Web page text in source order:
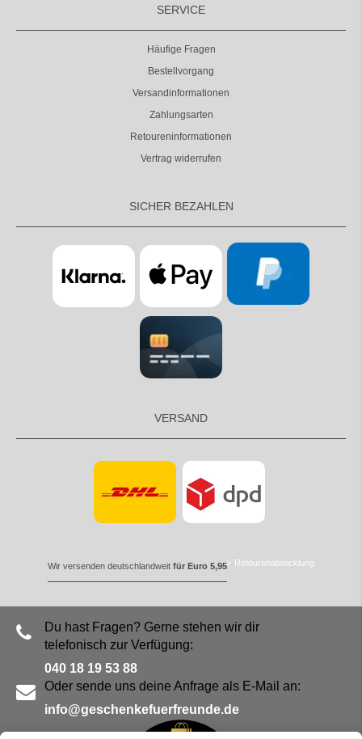
SERVICE
Häufige Fragen
Bestellvorgang
Versandinformationen
Zahlungsarten
Retoureninformationen
Vertrag widerrufen
SICHER BEZAHLEN
VERSAND
Wir versenden deutschlandweit für Euro 5,95 Retourenabwicklung
Du hast Fragen? Gerne stehen wir dir
telefonisch zur Verfügung:
040 18 19 53 88
Oder sende uns deine Anfrage als E-Mail an:
info@geschenkefuerfreunde.de